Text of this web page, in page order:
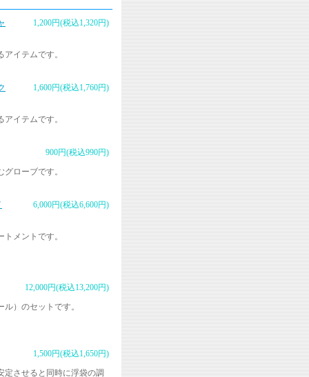
1,200円(税込1,320円)
イテムです。
1,600円(税込1,760円)
イテムです。
900円(税込990円)
ローブです。
6,000円(税込6,600円)
メントです。
12,000円(税込13,200円)
）のセットです。
1,500円(税込1,650円)
定させると同時に浮袋の調